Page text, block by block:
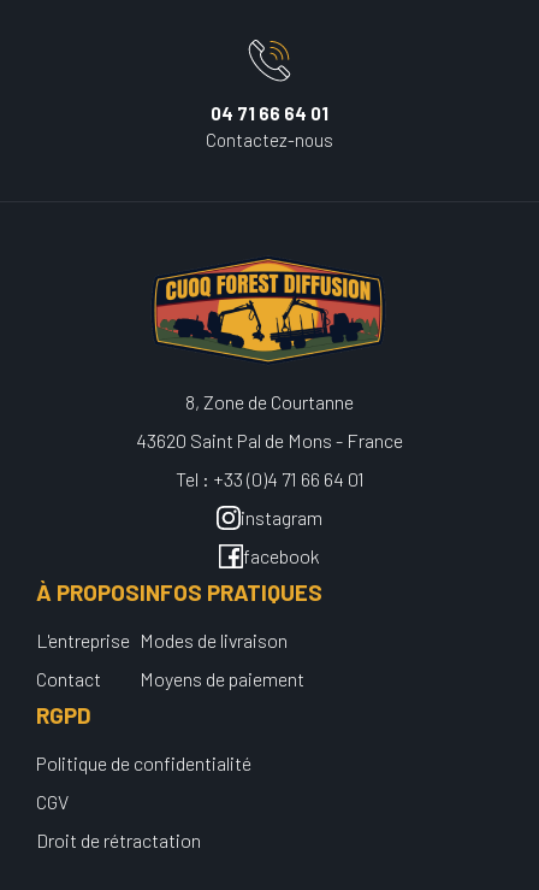
04 71 66 64 01
Contactez-nous
8, Zone de Courtanne
43620 Saint Pal de Mons - France
Tel : +33 (0)4 71 66 64 01
instagram
facebook
À PROPOS
L'entreprise
Contact
INFOS PRATIQUES
Modes de livraison
Moyens de paiement
RGPD
Politique de confidentialité
CGV
Droit de rétractation